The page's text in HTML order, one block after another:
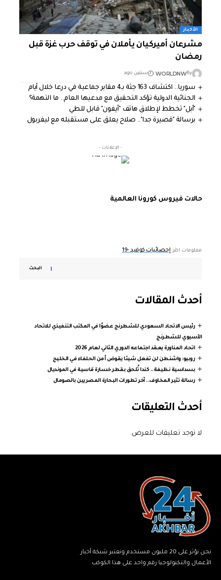
الأخبار
مشرعان أميركيان يأملان في توقف حرب غزة قبل
رمضان
By
WORLDNW سنتين ago
سوريا.. اكتشاف 163 جثة بـ4 مقابر جماعية في درعا خلال أيام
الجنائية الدولية تؤكد التحقيق مع مدعيها العام.. ما التهمة؟
"أبل" تخطط لإطلاق هاتف "آيفون" قابل للطي
برسالة "قصيرة جدا".. صلاح يعلق على مستقبله مع ليفربول
- الإعلانات -
حالات فيروس كورونا العالمية
معلومات اكثر:إحصائيات كوفيد -19
البحث
أحدث المقالات
رئيس الاتحاد السعودي للشطرنج عضوًا في المكتب التنفيذي للاتحاد
الآسيوي للشطرنج
اتحاد المناورة يعقد اجتماعه الدوري الثاني لعام 2026
روبيو: واشنطن لن تفعل شيئا يقوض أمن الحلفاء في الخليج
بسداسية نظيفة.. كندا تُلحق بقطر خسارة قاسية في المونديال
رسالة تثير المخاوف.. آخر تطورات البحارة المصريين بالصومال
أحدث التعليقات
لا توجد تعليقات للعرض.
نحن نؤثر على 20 مليون مستخدم ونعتبر شبكة أخبار
الأعمال والتكنولوجيا رقم واحد على هذا الكوكب.